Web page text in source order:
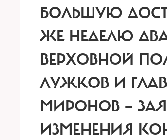
БОЛЬШУЮ
ЖЕ НЕДЕЛЮ
ВЕРХОВНОЙ
ЛУЖКОВ И
МИРОНОВ —
ИЗМЕНЕНИЯ